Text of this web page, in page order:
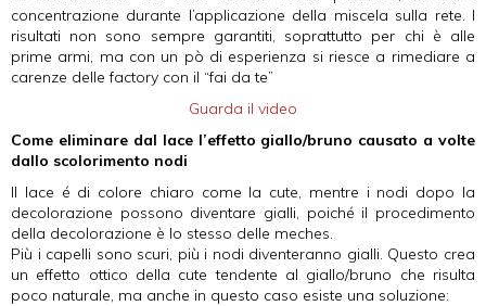
concentrazione durante l’applicazione della miscela sulla rete. I
risultati non sono sempre garantiti, soprattutto per chi è alle
prime armi, ma con un pò di esperienza si riesce a rimediare a
carenze delle factory con il “fai da te”
Guarda il video
Come eliminare dal lace l’effetto giallo/bruno causato a volte
dallo scolorimento nodi
Il lace é di colore chiaro come la cute, mentre i nodi dopo la
decolorazione possono diventare gialli, poiché il procedimento
della decolorazione è lo stesso delle meches.
Più i capelli sono scuri, più i nodi diventeranno gialli. Questo crea
un effetto ottico della cute tendente al giallo/bruno che risulta
poco naturale, ma anche in questo caso esiste una soluzione: